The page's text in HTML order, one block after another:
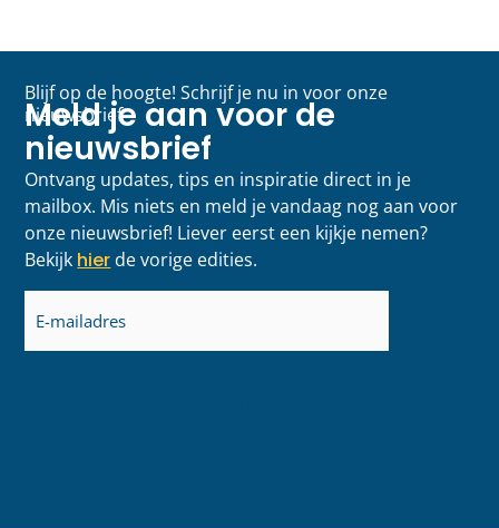
Blijf op de hoogte! Schrijf je nu in voor onze
nieuwsbrief
Meld je aan voor de
nieuwsbrief
Ontvang updates, tips en inspiratie direct in je
mailbox. Mis niets en meld je vandaag nog aan voor
onze nieuwsbrief! Liever eerst een kijkje nemen?
Bekijk hier de vorige edities.
E-
mailadres
(Vereist)